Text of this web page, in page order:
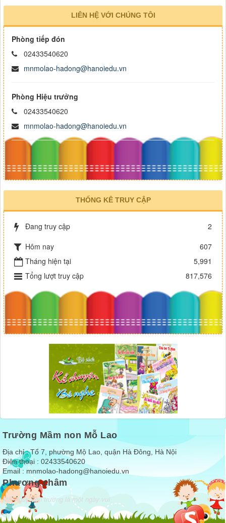
LIÊN HỆ VỚI CHÚNG TÔI
Phòng tiếp đón
02433540620
mnmolao-hadong@hanoiedu.vn
Phòng Hiệu trưởng
02433540620
mnmolao-hadong@hanoiedu.vn
THỐNG KÊ TRUY CẬP
Đang truy cập
2
Hôm nay
607
Tháng hiện tại
5,991
Tổng lượt truy cập
817,576
Trường Mầm non Mỗ Lao
Địa chỉ : Tổ 7, phường Mộ Lao, quận Hà Đông, Hà Nội
Điện thoại : 02433540620
Email : mnmolao-hadong@hanoiedu.vn
Phương châm
Mỗi ngày đến trường là một ngày vui